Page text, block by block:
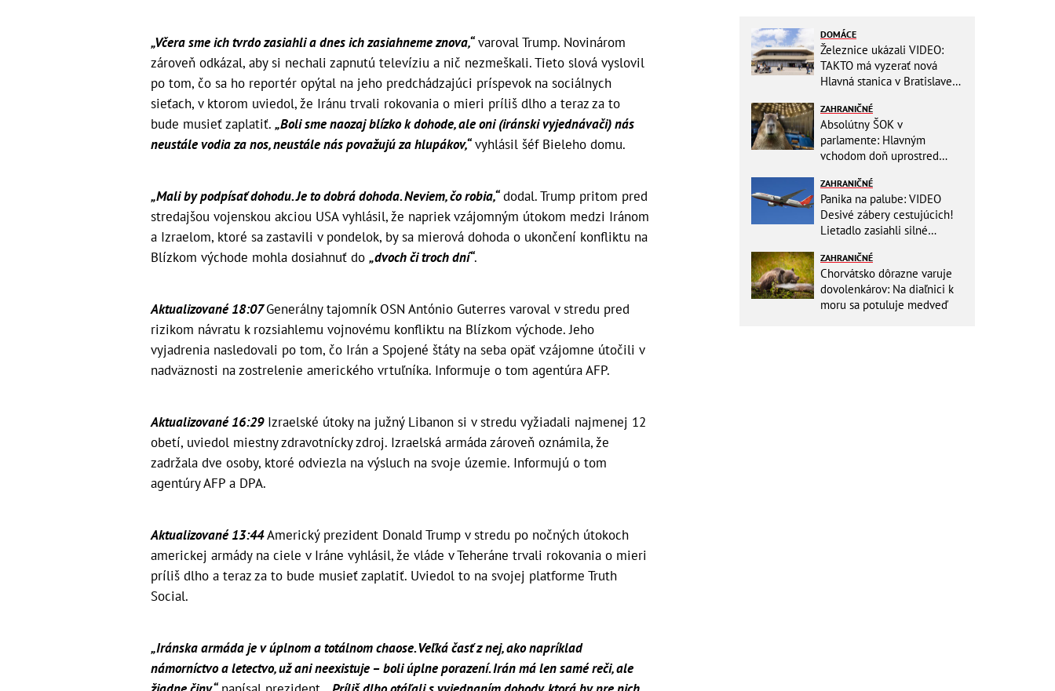
„Včera sme ich tvrdo zasiahli a dnes ich zasiahneme znova,“varoval Trump. Novinárom
zároveň odkázal, aby si nechali zapnutú televíziu a nič nezmeškali. Tieto slová vyslovil
po tom, čo sa ho reportér opýtal na jeho predchádzajúci príspevok na sociálnych
sieťach, v ktorom uviedol, že Iránu trvali rokovania o mieri príliš dlho a teraz za to
bude musieť zaplatiť. „Boli sme naozaj blízko k dohode, ale oni (iránski vyjednávači) nás
neustále vodia za nos, neustále nás považujú za hlupákov,“vyhlásil šéf Bieleho domu.
„Mali by podpísať dohodu. Je to dobrá dohoda. Neviem, čo robia,“dodal. Trump pritom pred
stredajšou vojenskou akciou USA vyhlásil, že napriek vzájomným útokom medzi Iránom
a Izraelom, ktoré sa zastavili v pondelok, by sa mierová dohoda o ukončení konfliktu na
Blízkom východe mohla dosiahnuť do „dvoch či troch dní“.
Aktualizované 18:07Generálny tajomník OSN António Guterres varoval v stredu pred
rizikom návratu k rozsiahlemu vojnovému konfliktu na Blízkom východe. Jeho
vyjadrenia nasledovali po tom, čo Irán a Spojené štáty na seba opäť vzájomne útočili v
nadväznosti na zostrelenie amerického vrtuľníka. Informuje o tom agentúra AFP.
Aktualizované 16:29Izraelské útoky na južný Libanon si v stredu vyžiadali najmenej 12
obetí, uviedol miestny zdravotnícky zdroj. Izraelská armáda zároveň oznámila, že
zadržala dve osoby, ktoré odviezla na výsluch na svoje územie. Informujú o tom
agentúry AFP a DPA.
Aktualizované 13:44Americký prezident Donald Trump v stredu po nočných útokoch
americkej armády na ciele v Iráne vyhlásil, že vláde v Teheráne trvali rokovania o mieri
príliš dlho a teraz za to bude musieť zaplatiť. Uviedol to na svojej platforme Truth
Social.
„Iránska armáda je v úplnom a totálnom chaose. Veľká časť z nej, ako napríklad
námorníctvo a letectvo, už ani neexistuje – boli úplne porazení. Irán má len samé reči, ale
DOMÁCE
Železnice ukázali VIDEO:
TAKTO má vyzerať nová
Hlavná stanica v Bratislave!
toalety
ZAHRANIČNÉ
Absolútny ŠOK v
parlamente: Hlavným
vchodom doň uprostred
KAPYBARY, kde sa tam
nabrali?
ZAHRANIČNÉ
Panika na palube: VIDEO
Desivé zábery cestujúcich!
Lietadlo zasiahli silné
ZAHRANIČNÉ
Chorvátsko dôrazne varuje
dovolenkárov: Na diaľnici k
moru sa potuluje medveď